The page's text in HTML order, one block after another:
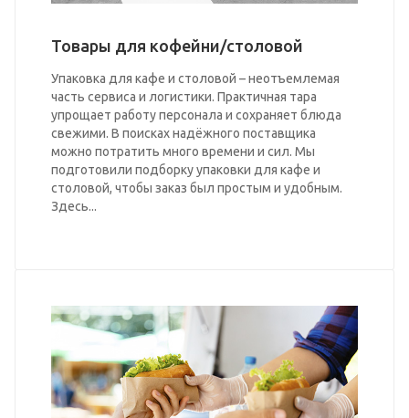
Товары для кофейни/столовой
Упаковка для кафе и столовой – неотъемлемая
часть сервиса и логистики. Практичная тара
упрощает работу персонала и сохраняет блюда
свежими. В поисках надёжного поставщика
можно потратить много времени и сил. Мы
подготовили подборку упаковки для кафе и
столовой, чтобы заказ был простым и удобным.
Здесь...